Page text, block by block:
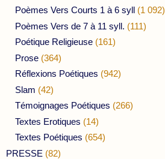
Poèmes Vers Courts 1 à 6 syll (1 092)
Poèmes Vers de 7 à 11 syll. (111)
Poétique Religieuse (161)
Prose (364)
Réflexions Poétiques (942)
Slam (42)
Témoignages Poétiques (266)
Textes Erotiques (14)
Textes Poétiques (654)
PRESSE (82)